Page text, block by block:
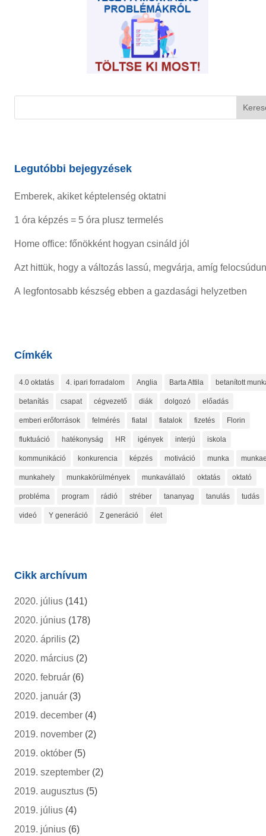
Legutóbbi bejegyzések
Emberek, akiket képtelenség oktatni
1 óra képzés = 5 óra plusz termelés
Home office: főnökként hogyan csináld jól
Azt hittük, hogy a változás lassú, megvárja, amíg
A legfontosabb készség ebben a gazdasági helyzetben
Címkék
4.0 oktatás 4. ipari forradalom Anglia Barta Attila betanított
betanítás csapat cégvezető diák dolgozó előadás
emberi erőforrások felmérés fiatal fiatalok fizetés Florin
fluktuáció hatékonyság HR igények interjú iskola
kommunikáció konkurencia képzés motiváció munka
munkahely munkakörülmények munkavállaló oktatás oktató
probléma program rádió stréber tananyag tanulás tudás
videó Y generáció Z generáció élet
Cikk archívum
2020. július (141)
2020. június (178)
2020. április (2)
2020. március (2)
2020. február (6)
2020. január (3)
2019. december (4)
2019. november (2)
2019. október (5)
2019. szeptember (2)
2019. augusztus (5)
2019. július (4)
2019. június (6)